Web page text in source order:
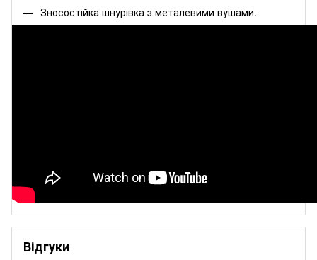
Зносостійка шнурівка з металевими вушами.
Відгуки